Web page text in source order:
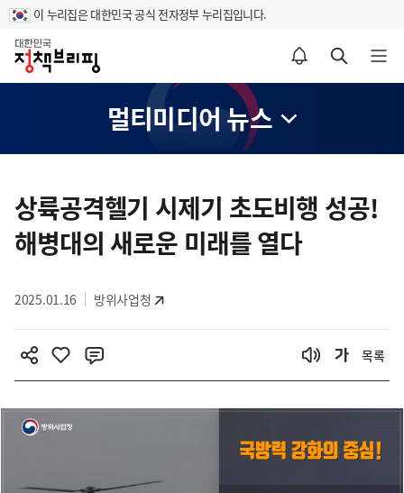
이 누리집은 대한민국 공식 전자정부 누리집입니다.
홈
알림설정 바로가기 검색 바로가기 메뉴 열기
멀티미디어 뉴스
츠
영
상륙공격헬기 시제기 초도비행 성공!
해병대의 새로운 미래를 열다
2025.01.16 방위사업청
목록